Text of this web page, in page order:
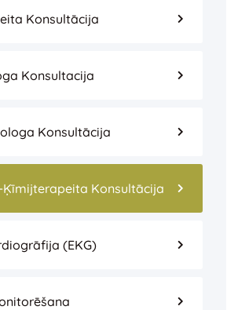
Konsultācija
Konsultacija
Konsultācija
Konsultācija
(EKG)